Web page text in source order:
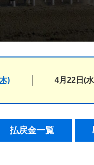
) 4月22日(
払戻金一覧